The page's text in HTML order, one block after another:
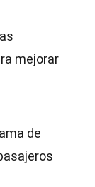
mejorar
de